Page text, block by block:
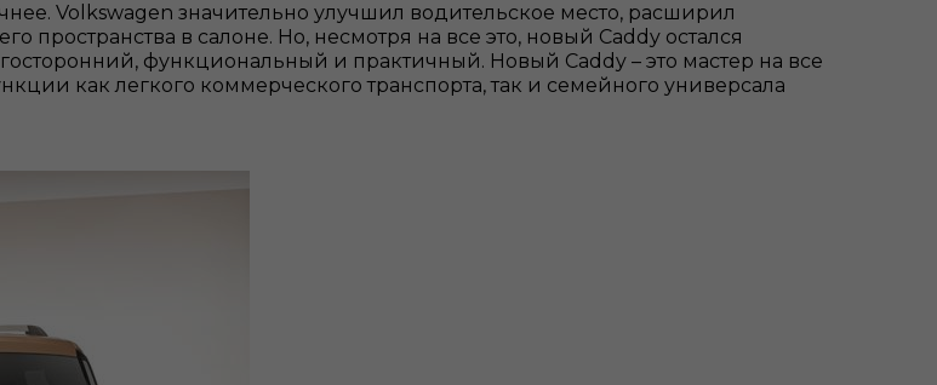
Volkswagen значительно улучшил водительское место, расширил
в салоне. Но, несмотря на все это, новый Caddy остался
функциональный и практичный. Новый Caddy – это мастер на все
как легкого коммерческого транспорта, так и семейного универсала